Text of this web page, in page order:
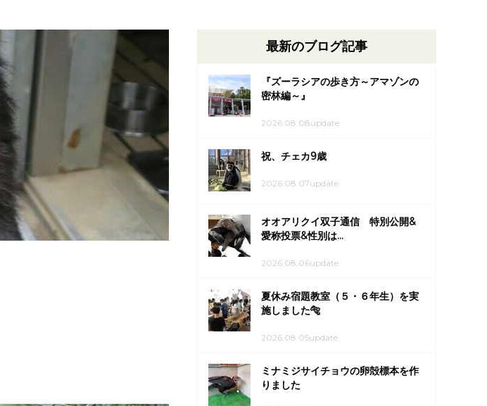
最新のブログ記事
『ズーラシアの歩き方～アマゾンの
密林編～』
2026.08.08update
祝、チェカ9歳
2026.08.07update
オオアリクイ双子通信 特別公開&
愛称投票&性別は...
2026.08.06update
夏休み宿題教室（５・６年生）を実
施しました🐅
2026.08.05update
ミナミジサイチョウの卵殻標本を作
りました